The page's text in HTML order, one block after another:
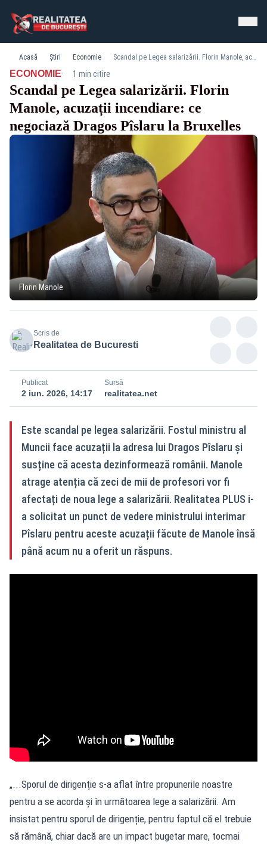
Acasă Știri Economie Scandal pe Legea salarizării. Florin Manole, acuzații incendiare: ce negociază Dragos Pîslaru la Bruxelles
ECONOMIE· 1 min citire
Scandal pe Legea salarizării. Florin
Manole, acuzații incendiare: ce
negociază Dragos Pîslaru la Bruxelles
Florin Manole
Scris de
Realitatea de Bucuresti
Publicat
2 iun. 2026, 14:17
Sursă
realitatea.net
Este scandal pe legea salarizării. Fostul ministru al
Muncii face acuzații la adresa lui Dragos Pîslaru și
susține că acesta dezinformează românii. Manole
atrage atenția că zeci de mii de profesori vor fi
afectați de noua lege a salarizării. Realitatea PLUS i-
a solicitat un punct de vedere ministrului interimar
Pîslaru pentru aceste acuzații făcute de Manole însă
până acum nu a oferit un răspuns.
„...Sporul de dirigenție s-a aflat între propunerile noastre
pentru a se acorda și în următoarea lege a salarizării. Am
insistat pentru sporul de dirigenție, pentru faptul că el trebuie
să rămână, chiar dacă are un impact bugetar mare, tocmai